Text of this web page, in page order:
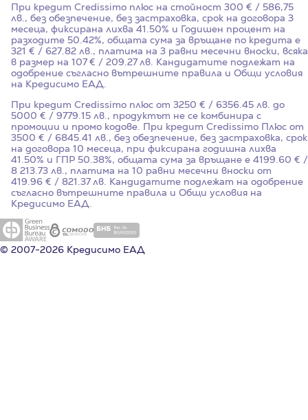
При кредит Credissimo плюс на стойност 300 € / 586,75
лв., без обезпечение, без застраховка, срок на договора 3
месеца, фиксирана лихва 41.50% и Годишен процент на
разходите 50.42%, общата сума за връщане по кредита е
321 € / 627.82 лв., платима на 3 равни месечни вноски, всяка
в размер на 107 € / 209.27 лв. Кандидатите подлежат на
одобрение съгласно вътрешните правила и Общи условия
на Кредисимо ЕАД.
При кредит Credissimo плюс от 3250 € / 6356.45 лв. до
5000 € / 9779.15 лв., продуктът не се комбинира с
промоции и промо кодове. При кредит Credissimo Плюс от
3500 € / 6845.41 лв., без обезпечение, без застраховка, срок
на договора 10 месеца, при фиксирана годишна лихва
41.50% и ГПР 50.38%, общата сума за връщане е 4199.60 € /
8 213.73 лв., платима на 10 равни месечни вноски от
419.96 € / 821.37 лв. Кандидатите подлежат на одобрение
съгласно вътрешните правила и Общи условия на
Кредисимо ЕАД.
© 2007-2026 Кредисимо ЕАД